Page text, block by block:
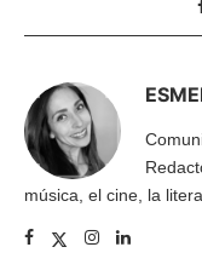
música, el cine, la